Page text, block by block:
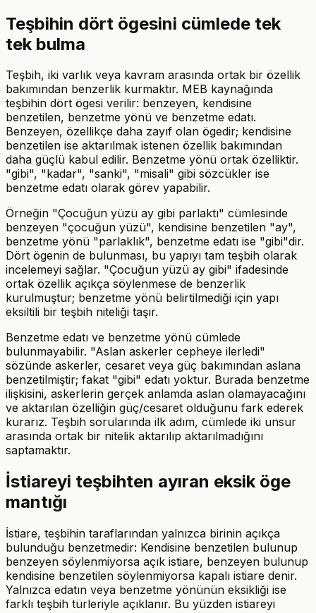
Teşbihin dört ögesini cümlede tek
tek bulma
Teşbih, iki varlık veya kavram arasında ortak bir özellik
bakımından benzerlik kurmaktır. MEB kaynağında
teşbihin dört ögesi verilir: benzeyen, kendisine
benzetilen, benzetme yönü ve benzetme edatı.
Benzeyen, özellikçe daha zayıf olan ögedir; kendisine
benzetilen ise aktarılmak istenen özellik bakımından
daha güçlü kabul edilir. Benzetme yönü ortak özelliktir.
"gibi", "kadar", "sanki", "misali" gibi sözcükler ise
benzetme edatı olarak görev yapabilir.
Örneğin "Çocuğun yüzü ay gibi parlaktı" cümlesinde
benzeyen "çocuğun yüzü", kendisine benzetilen "ay",
benzetme yönü "parlaklık", benzetme edatı ise "gibi"dir.
Dört ögenin de bulunması, bu yapıyı tam teşbih olarak
incelemeyi sağlar. "Çocuğun yüzü ay gibi" ifadesinde
ortak özellik açıkça söylenmese de benzerlik
kurulmuştur; benzetme yönü belirtilmediği için yapı
eksiltili bir teşbih niteliği taşır.
Benzetme edatı ve benzetme yönü cümlede
bulunmayabilir. "Aslan askerler cepheye ilerledi"
sözünde askerler, cesaret veya güç bakımından aslana
benzetilmiştir; fakat "gibi" edatı yoktur. Burada benzetme
ilişkisini, askerlerin gerçek anlamda aslan olamayacağını
ve aktarılan özelliğin güç/cesaret olduğunu fark ederek
kurarız. Teşbih sorularında ilk adım, cümlede iki unsur
arasında ortak bir nitelik aktarılıp aktarılmadığını
saptamaktır.
İstiareyi teşbihten ayıran eksik öge
mantığı
İstiare, teşbihin taraflarından yalnızca birinin açıkça
bulunduğu benzetmedir: Kendisine benzetilen bulunup
benzeyen söylenmiyorsa açık istiare, benzeyen bulunup
kendisine benzetilen söylenmiyorsa kapalı istiare denir.
Yalnızca edatın veya benzetme yönünün eksikliği ise
farklı teşbih türleriyle açıklanır. Bu yüzden istiareyi